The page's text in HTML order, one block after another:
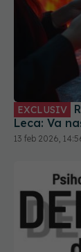
EXCLUSIV
Leca: Va
13 feb 2026,